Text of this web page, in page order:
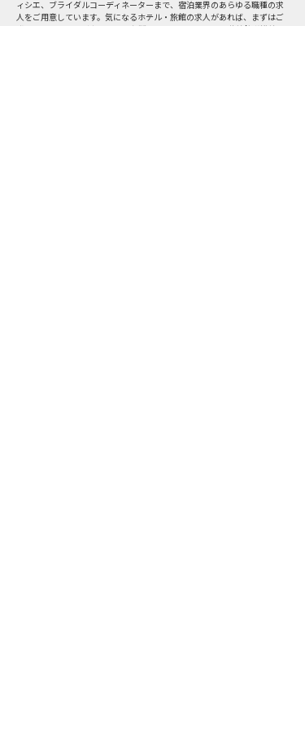
ィシエ、ブライダルコーディネーターまで、宿泊業界のあらゆる職種の求
人をご用意しています。気になるホテル・旅館の求人があれば、まずはご